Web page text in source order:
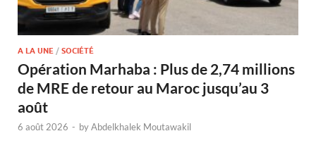
A LA UNE / SOCIÉTÉ
Opération Marhaba : Plus de 2,74 millions
de MRE de retour au Maroc jusqu’au 3
août
6 août 2026 - byAbdelkhalek Moutawakil